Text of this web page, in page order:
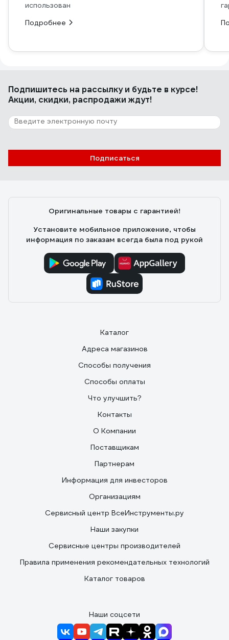
использован
Подробнее
Подпишитесь на рассылкуи будьте в курсе!
Акции, скидки, распродажи ждут!
Подписаться
Оригинальные товары с гарантией!
Установите мобильное приложение, чтобы
информация по заказам всегда была под рукой
Каталог
Адреса магазинов
Способы получения
Способы оплаты
Что улучшить?
Контакты
О Компании
Поставщикам
Партнерам
Информация для инвесторов
Организациям
Сервисный центр ВсеИнструменты.ру
Наши закупки
Сервисные центры производителей
Правила применения рекомендательных технологий
Каталог товаров
Наши соцсети